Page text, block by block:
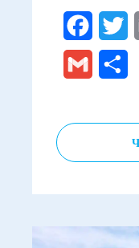
Gmail